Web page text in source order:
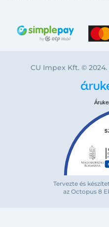
Bejelentkezés e-mail-
CU Impex Kft. ©
Tervezte és
az Octopus 8